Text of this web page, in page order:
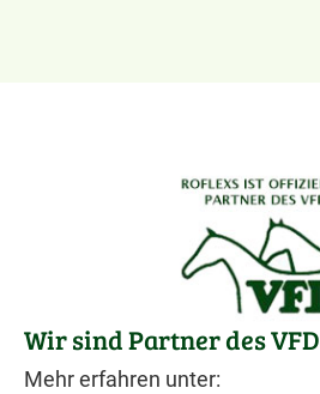
Wir sind Partner des VFD
Mehr erfahren unter: